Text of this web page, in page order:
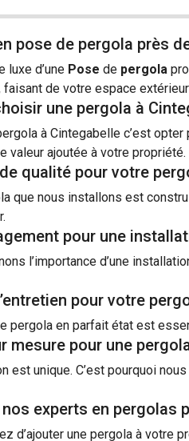
pose de pergola près
luxe d’une Pose de pergola
faisant de votre espace
une pergola à
à Cintegabelle c’est
valeur ajoutée à votre propriété.
qualité pour votre
que nous installons est
pour une
l’importance d’une
pour votre
pergola en parfait état est
mesure pour une
est unique. C’est pourquoi
experts en pergolas
d’ajouter une pergola à votre